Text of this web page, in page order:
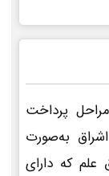
پرداخت
به‌صورت
علم که دارای